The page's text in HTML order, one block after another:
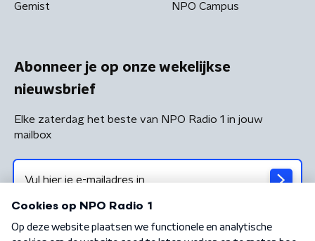
Gemist NPO Campus
Abonneer je op onze wekelijkse
nieuwsbrief
Elke zaterdag het beste van NPO Radio 1 in jouw
mailbox